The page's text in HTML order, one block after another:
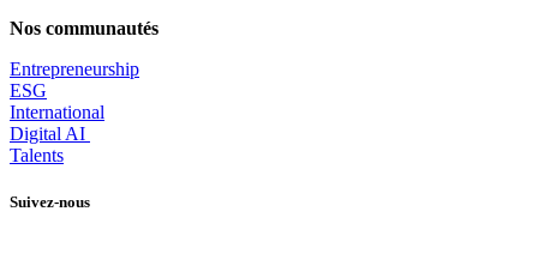
Nos communautés
Entrepreneurship
ESG
International
Digital AI
Talents
Suivez-nous